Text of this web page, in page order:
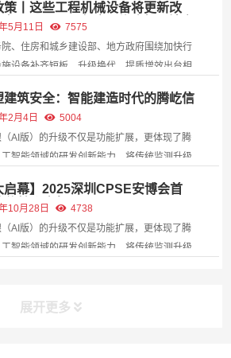
、创新驱动、科技赋能”为核心理念，打造科
理体系。作为合作伙伴，腾屹信深度参与
策丨这些工程机械设备将更新改
5月8日，国务院、住建部、地方
政策指导！
5月11日
7575
、住房和城乡建设部、地方政府围绕加快行
设备补齐短板、升级换代、提质增效出台相
程机械设备（包括升降机、挖掘、起重、装
搅拌、推土机等设备）。 政策鼓励更新购...
建筑安全：智能建造时代的腾屹信
2月4日
5004
AI版）的升级不仅是功能扩展，更体现了腾
智能领域的研发创新能力。将传统监测升级
误风险，提升作业安全性。
启幕】2025深圳CPSE安博会首
信精彩亮相
10月28日
4738
AI版）的升级不仅是功能扩展，更体现了腾
智能领域的研发创新能力。将传统监测升级
展开更多